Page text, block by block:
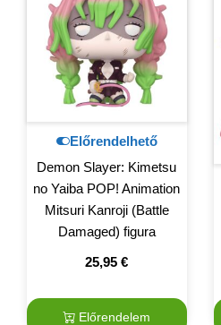
Előrendelhető
Demon Slayer: Kimetsu
no Yaiba POP! Animation
Mitsuri Kanroji (Battle
Damaged) figura
25,95€
Előrendelem